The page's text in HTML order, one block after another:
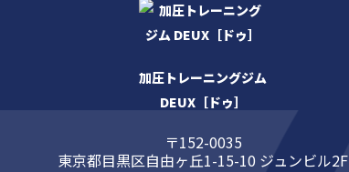
加圧トレーニングジム
DEUX［ドゥ］
〒152-0035
東京都目黒区自由ヶ丘1-15-10 ジュンビル2F